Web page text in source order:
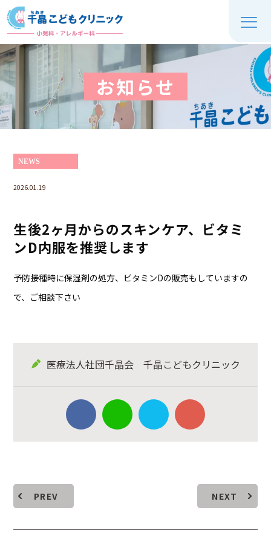
お知らせ
NEWS
2026.01.19
生後2ヶ月からのスキンケア、ビタミ
ンD内服を推奨します
予防接種時に保湿剤の処方、ビタミンDの販売もしていますの
で、ご相談下さい
医療法人社団千晶会 千晶こどもクリニック
PREV NEXT